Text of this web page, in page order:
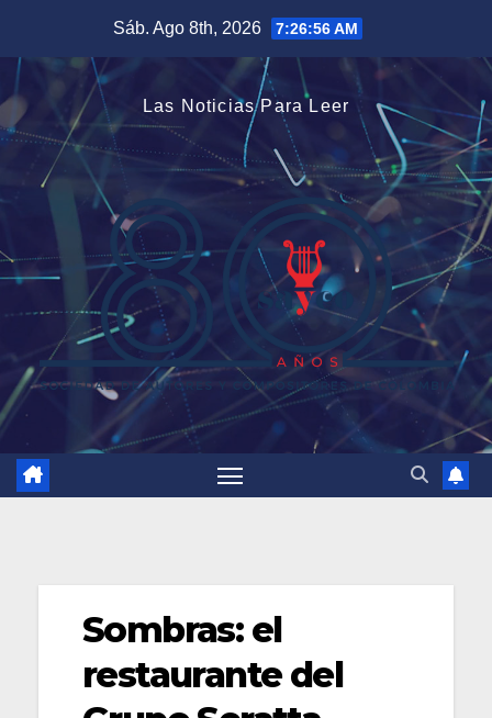
contenido
Sáb. Ago 8th, 2026 7:26:56 AM
Las Noticias Para Leer
Sombras: el
restaurante del